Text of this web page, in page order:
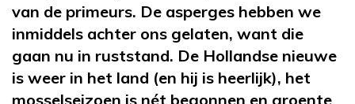
van de primeurs. De asperges hebben we
inmiddels achter ons gelaten, want die
gaan nu in ruststand. De Hollandse nieuwe
is weer in het land (en hij is heerlijk), het
mosselseizoen is nét begonnen en groente